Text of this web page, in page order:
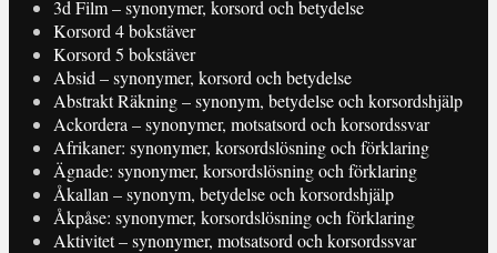
3d Film – synonymer, korsord och betydelse
Korsord 4 bokstäver
Korsord 5 bokstäver
Absid – synonymer, korsord och betydelse
Abstrakt Räkning – synonym, betydelse och korsordshjälp
Ackordera – synonymer, motsatsord och korsordssvar
Afrikaner: synonymer, korsordslösning och förklaring
Ägnade: synonymer, korsordslösning och förklaring
Åkallan – synonym, betydelse och korsordshjälp
Åkpåse: synonymer, korsordslösning och förklaring
Aktivitet – synonymer, motsatsord och korsordssvar